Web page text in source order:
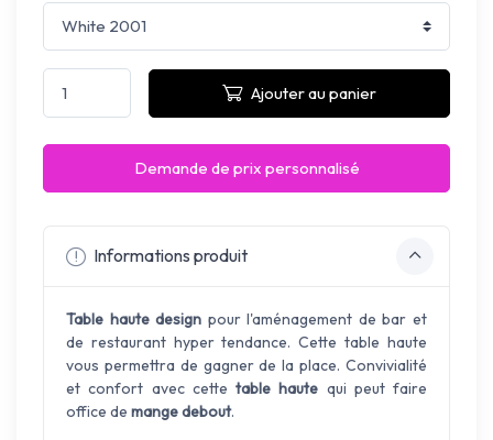
Ajouter au panier
Demande de prix personnalisé
Informations produit
Table haute design pour l'aménagement de bar et
de restaurant hyper tendance. Cette table haute
vous permettra de gagner de la place. Convivialité
et confort avec cette table haute qui peut faire
office de mange debout.